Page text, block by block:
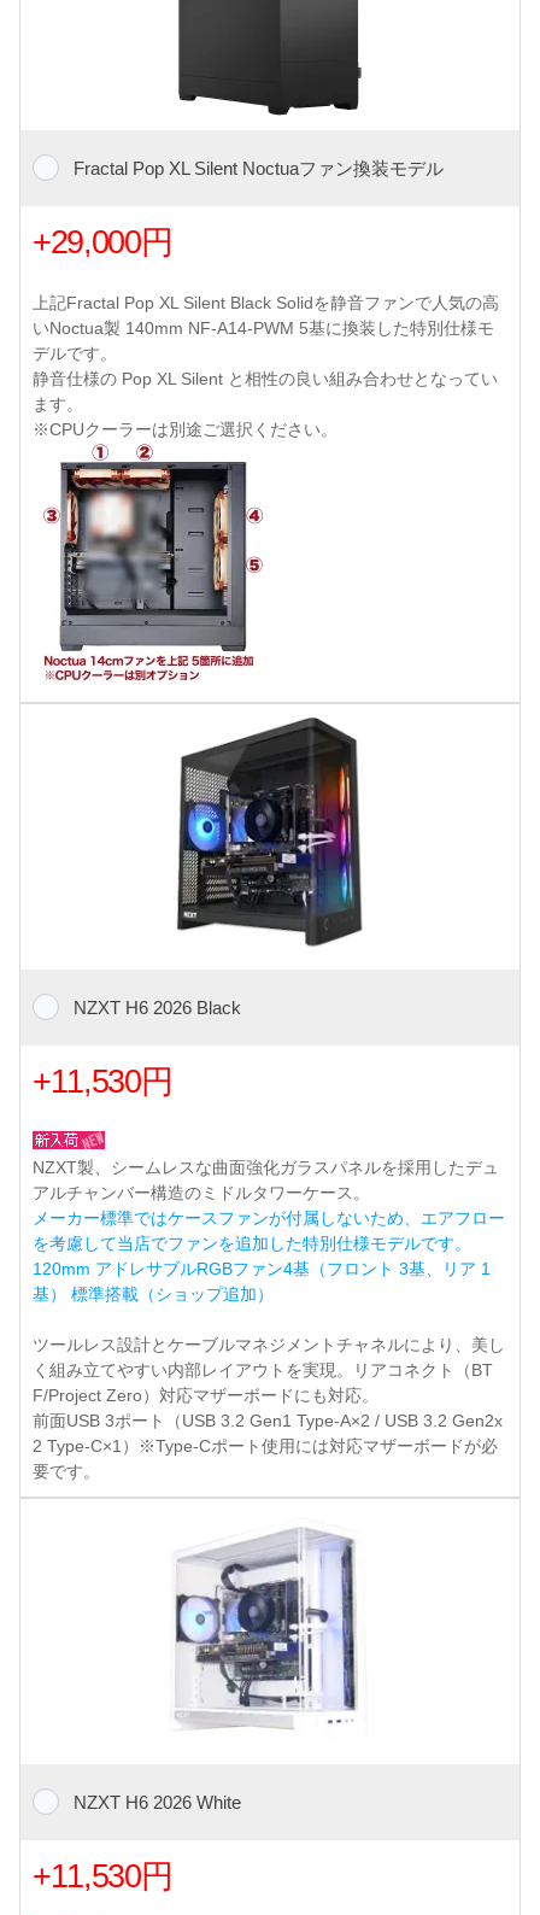
Fractal Pop XL Silent Noctuaファン換装モデル
+29,000円
上記Fractal Pop XL Silent Black Solidを静音ファンで人気の高
いNoctua製 140mm NF-A14-PWM 5基に換装した特別仕様モ
デルです。
静音仕様の Pop XL Silent と相性の良い組み合わせとなってい
ます。
※CPUクーラーは別途ご選択ください。
NZXT H6 2026 Black
+11,530円
NZXT製、シームレスな曲面強化ガラスパネルを採用したデュ
アルチャンバー構造のミドルタワーケース。
メーカー標準ではケースファンが付属しないため、エアフロー
を考慮して当店でファンを追加した特別仕様モデルです。
120mm アドレサブルRGBファン4基（フロント 3基、リア 1
基） 標準搭載（ショップ追加）
ツールレス設計とケーブルマネジメントチャネルにより、美し
く組み立てやすい内部レイアウトを実現。リアコネクト（BT
F/Project Zero）対応マザーボードにも対応。
前面USB 3ポート（USB 3.2 Gen1 Type-A×2 / USB 3.2 Gen2x
2 Type-C×1）※Type-Cポート使用には対応マザーボードが必
要です。
NZXT H6 2026 White
+11,530円